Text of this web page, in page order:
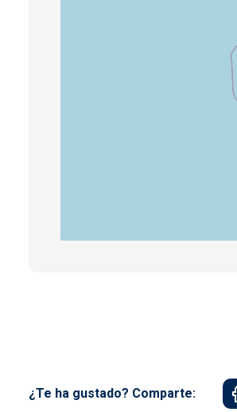
¿Te ha gustado? Comparte: